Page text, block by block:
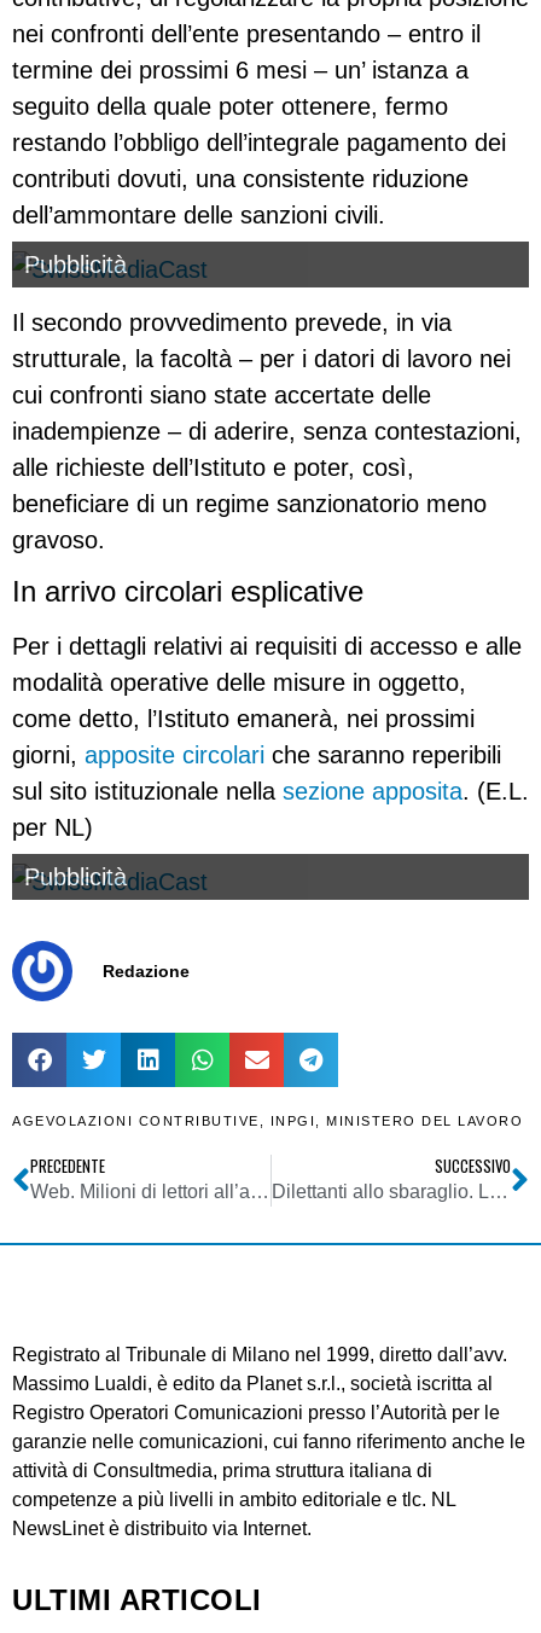
nei confronti dell’ente presentando – entro il
termine dei prossimi 6 mesi – un’ istanza a
seguito della quale poter ottenere, fermo
restando l’obbligo dell’integrale pagamento dei
contributi dovuti, una consistente riduzione
dell’ammontare delle sanzioni civili.
Pubblicità
Il secondo provvedimento prevede, in via
strutturale, la facoltà – per i datori di lavoro nei
cui confronti siano state accertate delle
inadempienze – di aderire, senza contestazioni,
alle richieste dell’Istituto e poter, così,
beneficiare di un regime sanzionatorio meno
gravoso.
In arrivo circolari esplicative
Per i dettagli relativi ai requisiti di accesso e alle
modalità operative delle misure in oggetto,
come detto, l’Istituto emanerà, nei prossimi
giorni, apposite circolari che saranno reperibili
sul sito istituzionale nella sezione apposita. (E.L.
per NL)
Pubblicità
Redazione
AGEVOLAZIONI CONTRIBUTIVE INPGI MINISTERO DEL LAVORO
PRECEDENTE
Web. Milioni di lettori all’assalto dei siti d’informazione. I dati Audiweb-Nielsen: in una settimana Ansa +185%, La Stampa +109,7%, Fanpage +92,5%
SUCCESSIVO
Dilettanti allo sbaraglio. La vera pandemia
Registrato al Tribunale di Milano nel 1999, diretto dall’avv.
Massimo Lualdi, è edito da Planet s.r.l., società iscritta al
Registro Operatori Comunicazioni presso l’Autorità per le
garanzie nelle comunicazioni, cui fanno riferimento anche le
attività di Consultmedia, prima struttura italiana di
competenze a più livelli in ambito editoriale e tlc. NL
NewsLinet è distribuito via Internet.
ULTIMI ARTICOLI